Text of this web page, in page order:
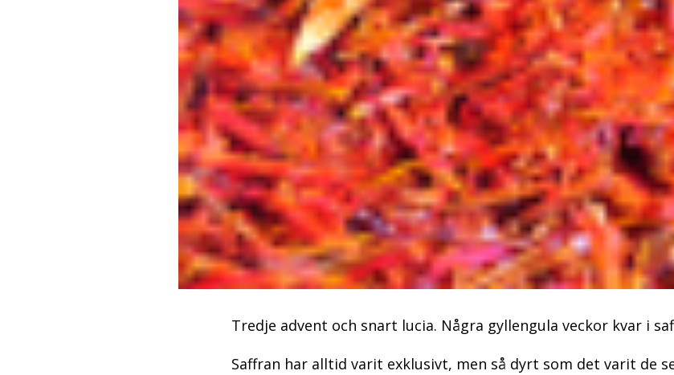
Tredje advent och snart lucia. Några gyllengula veckor kvar i
Saffran har alltid varit exklusivt, men så dyrt som det varit de